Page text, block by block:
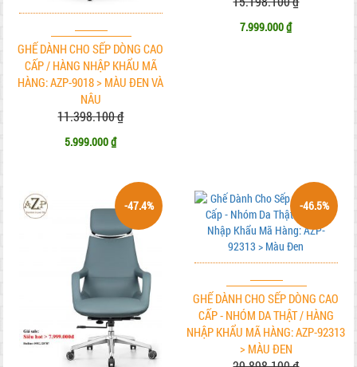
GHẾ DÀNH CHO SẾP DÒNG CAO
CẤP / HÀNG NHẬP KHẨU MÃ
HÀNG: AZP-9018 > MÀU ĐEN VÀ
NÂU
11.398.100 ₫
5.999.000 ₫
7.999.000 ₫
-47.4%
GHẾ DÀNH CHO SẾP DÒNG CAO
CẤP - NHÓM DA THẬT / HÀNG
NHẬP KHẨU MÃ HÀNG: AZP-92313
> MÀU ĐEN
-46.5%